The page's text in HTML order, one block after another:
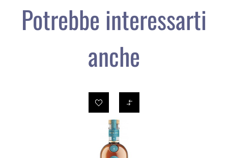
Potrebbe interessarti
anche